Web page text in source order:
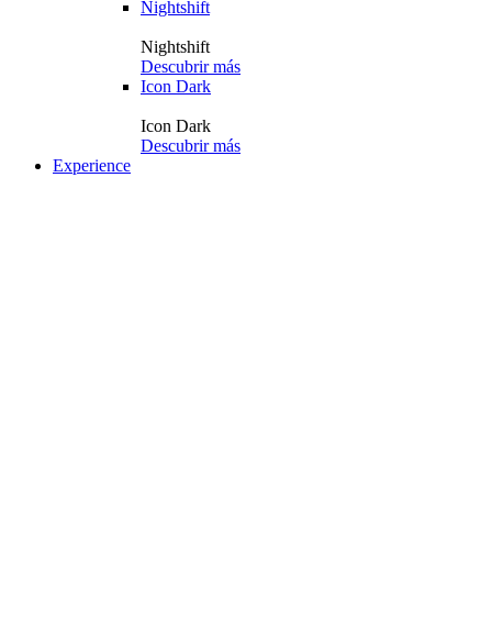
Nightshift
Nightshift
Descubrir más
Icon Dark
Icon Dark
Descubrir más
Experience